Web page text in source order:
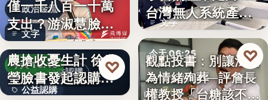
政治金流
文字
僅一千八百一十萬
支出？游淑慧臉書
追問鄭：…
公益認購
今天 19:15
公益認購
颱風來襲 五峰鄉果
農搶收憂生計 徐欣
瑩臉書發起認購水
梨行…
♡
文字
台灣無人系統產業
需要的是…
今天 06:25
食安法治
觀點投書：別讓法治
為情緒殉葬─評詹長
權教授「台糖該不該
♡